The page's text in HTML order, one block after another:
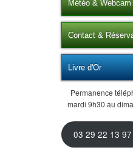
Météo & Webcam
Contact &
Livre d'Or
Permanence
mardi 9h30 au
03 29 22 13 97